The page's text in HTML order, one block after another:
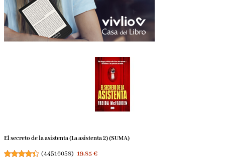
El secreto de la asistenta (La asistenta 2) (SUMA)
(44516058) 19,85 €